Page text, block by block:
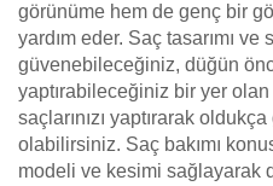
görünüme hem de genç bir
yardım eder. Saç tasarımı ve
güvenebileceğiniz, düğün
yaptırabileceğiniz bir yer
saçlarınızı yaptırarak
olabilirsiniz. Saç bakımı
modeli ve kesimi sağlayarak